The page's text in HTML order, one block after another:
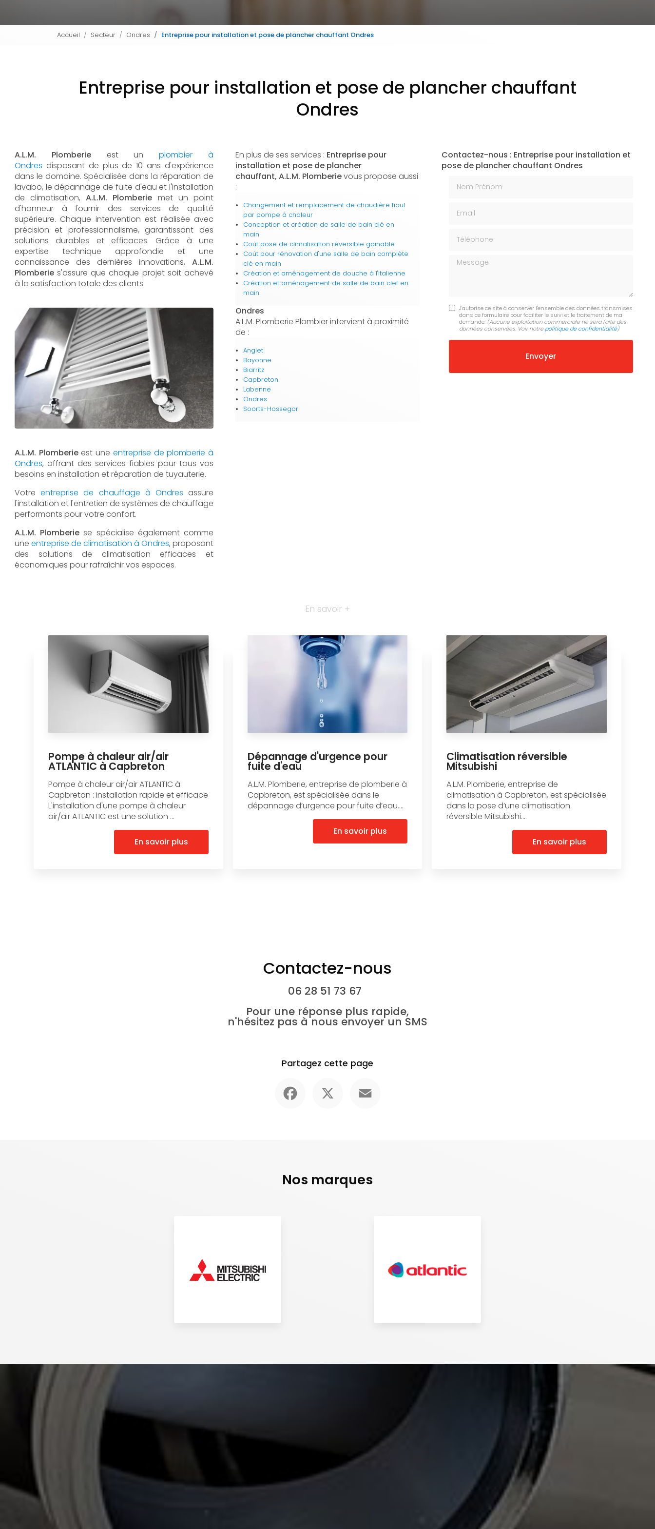
Accueil Secteur Ondres Entreprise pour installation et pose de plancher chauffant Ondres
Entreprise pour installation et pose de plancher chauffant
Ondres
A.L.M. Plomberieest unplombier à
Ondres disposant de plus de 10 ans d'expérience
dans le domaine. Spécialisée dans la réparation de
lavabo, le dépannage de fuite d'eau et l'installation
de climatisation,A.L.M. Plomberie met un point
d'honneur à fournir des services de qualité
supérieure. Chaque intervention est réalisée avec
précision et professionnalisme, garantissant des
solutions durables et efficaces. Grâce à une
expertise technique approfondie et une
connaissance des dernières innovations, A.L.M.
Plomberie s'assure que chaque projet soit achevé
à la satisfaction totale des clients.
A.L.M. Plomberieest une entreprise de plomberie à
Ondres, offrant des services fiables pour tous vos
besoins en installation et réparation de tuyauterie.
Votreentreprise de chauffage à Ondres assure
l'installation et l'entretien de systèmes de chauffage
performants pour votre confort.
A.L.M. Plomberie se spécialise également comme
une entreprise de climatisation à Ondres, proposant
des solutions de climatisation efficaces et
économiques pour rafraîchir vos espaces.
En plus de ses services : Entreprise pour
installation et pose de plancher
chauffant, A.L.M. Plomberievous propose aussi
:
Changement et remplacement de chaudière fioul
par pompe à chaleur
Conception et création de salle de bain clé en
main
Coût pose de climatisation réversible gainable
Coût pour rénovation d'une salle de bain complète
clé en main
Création et aménagement de douche à l'italienne
Création et aménagement de salle de bain clef en
main
Ondres
A.L.M. Plomberie Plombier intervient à proximité
de :
Anglet
Bayonne
Biarritz
Capbreton
Labenne
Ondres
Soorts-Hossegor
Contactez-nous : Entreprise pour installation et
pose de plancher chauffant Ondres
Message
J'autorise ce site à conserver l'ensemble des données transmises
dans ce formulaire pour faciliter le suivi et le traitement de ma
demande. (Aucune exploitation commerciale ne sera faite des
données conservées. Voir notre politique de confidentialité)
En savoir +
Pompe à chaleur air/air
ATLANTIC à Capbreton
Pompe à chaleur air/air ATLANTIC à
Capbreton : installation rapide et efficace
L'installation d'une pompe à chaleur
air/air ATLANTIC est une solution ...
En savoir plus
Dépannage d'urgence pour
fuite d'eau
A.L.M. Plomberie, entreprise de plomberie à
Capbreton, est spécialisée dans le
dépannage d’urgence pour fuite d’eau....
En savoir plus
Climatisation réversible
Mitsubishi
A.L.M. Plomberie, entreprise de
climatisation à Capbreton, est spécialisée
dans la pose d’une climatisation
réversible Mitsubishi....
En savoir plus
Contactez-nous
06 28 51 73 67
Pour une réponse plus rapide,
n'hésitez pas à nous envoyer un SMS
Partagez cette page
Nos marques